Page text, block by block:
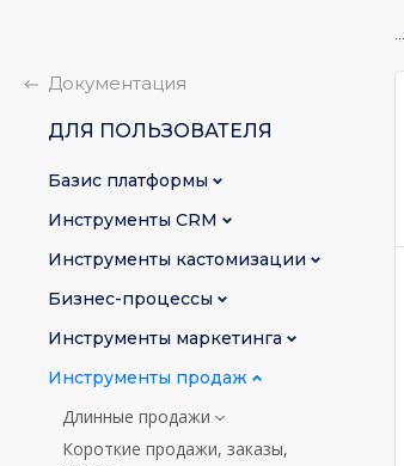
Документация
ДЛЯ ПОЛЬЗОВАТЕЛЯ
Базис платформы
Инструменты CRM
Инструменты кастомизации
Бизнес-процессы
Инструменты маркетинга
Инструменты продаж
Длинные продажи
Короткие продажи, заказы,